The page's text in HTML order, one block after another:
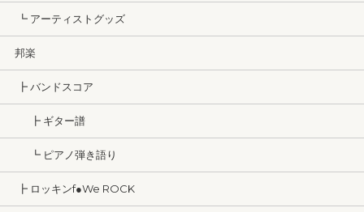
┗ アーティストグッズ
邦楽
┣ バンドスコア
┣ ギター譜
┗ ピアノ弾き語り
┣ ロッキンf●We ROCK